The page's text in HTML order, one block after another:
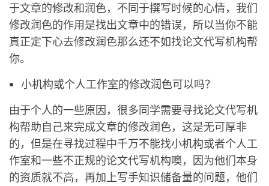
于文章的修改和润色，不同于撰写时候的心情，我们
修改润色的作用是找出文章中的错误，所以当你不能
真正定下心去修改润色那么还不如找论文代写机构帮
你。
小机构或个人工作室的修改润色可以吗？
由于个人的一些原因，很多同学需要寻找论文代写机
构帮助自己来完成文章的修改润色，这是无可厚非
的，但是在寻找过程中千万不能找小机构或者个人工
作室和一些不正规的论文代写机构噢，因为他们本身
的资质就不高，再加上写手知识储备量的问题，他们